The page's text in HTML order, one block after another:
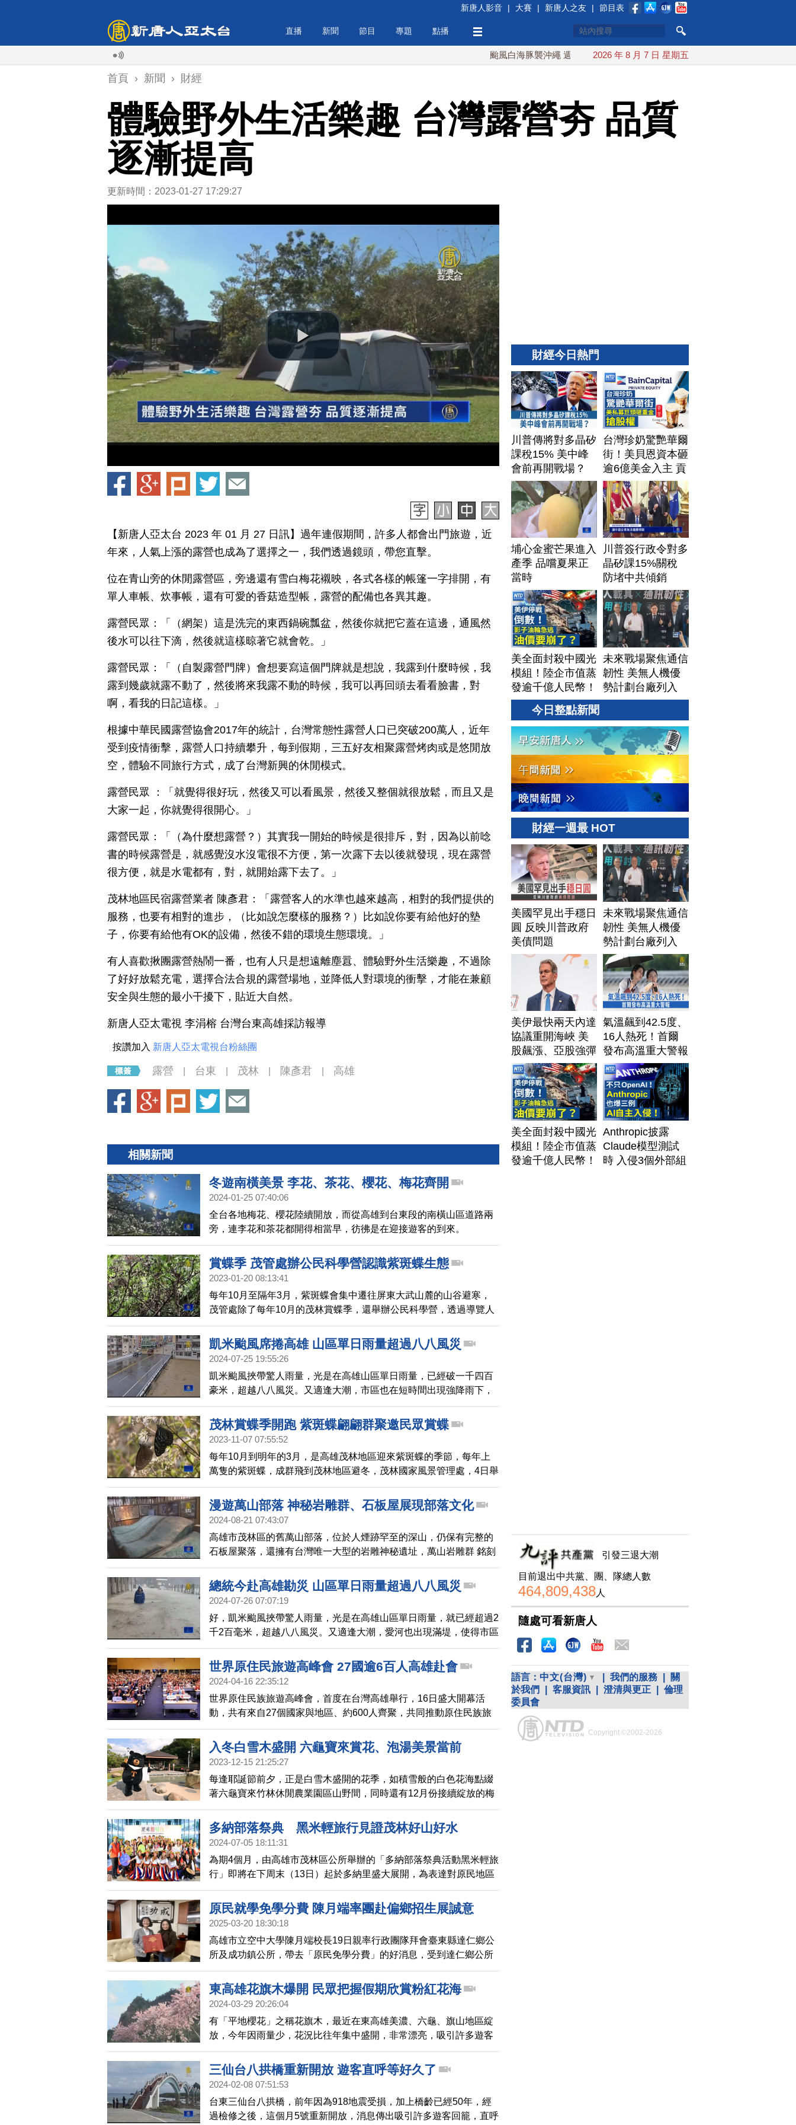
新唐人影音 | 大賽 | 新唐人之友 | 節目表
直播 新聞 節目 專題 點播
颱風白海豚襲沖繩 週末最近台灣 10日登陸浙江 川普預透露美伊談判進展 美彈藥
2026 年 8 月 7 日 星期五
首頁 › 新聞 › 財經
體驗野外生活樂趣 台灣露營夯 品質
逐漸提高
更新時間：2023-01-27 17:29:27
【新唐人亞太台 2023 年 01 月 27 日訊】過年連假期間，許多人都會出門旅遊，近
年來，人氣上漲的露營也成為了選擇之一，我們透過鏡頭，帶您直擊。
位在青山旁的休閒露營區，旁邊還有雪白梅花襯映，各式各樣的帳篷一字排開，有
單人車帳、炊事帳，還有可愛的香菇造型帳，露營的配備也各異其趣。
露營民眾：「（網架）這是洗完的東西鍋碗瓢盆，然後你就把它蓋在這邊，通風然
後水可以往下滴，然後就這樣晾著它就會乾。」
露營民眾：「（自製露營門牌）會想要寫這個門牌就是想說，我露到什麼時候，我
露到幾歲就露不動了，然後將來我露不動的時候，我可以再回頭去看看臉書，對
啊，看我的日記這樣。」
根據中華民國露營協會2017年的統計，台灣常態性露營人口已突破200萬人，近年
受到疫情衝擊，露營人口持續攀升，每到假期，三五好友相聚露營烤肉或是悠閒放
空，體驗不同旅行方式，成了台灣新興的休閒模式。
露營民眾 ：「就覺得很好玩，然後又可以看風景，然後又整個就很放鬆，而且又是
大家一起，你就覺得很開心。」
露營民眾：「（為什麼想露營？）其實我一開始的時候是很排斥，對，因為以前唸
書的時候露營是，就感覺沒水沒電很不方便，第一次露下去以後就發現，現在露營
很方便，就是水電都有，對，就開始露下去了。」
茂林地區民宿露營業者 陳彥君：「露營客人的水準也越來越高，相對的我們提供的
服務，也要有相對的進步，（比如說怎麼樣的服務？）比如說你要有給他好的墊
子，你要有給他有OK的設備，然後不錯的環境生態環境。」
有人喜歡揪團露營熱鬧一番，也有人只是想遠離塵囂、體驗野外生活樂趣，不過除
了好好放鬆充電，選擇合法合規的露營場地，並降低人對環境的衝擊，才能在兼顧
安全與生態的最小干擾下，貼近大自然。
新唐人亞太電視 李涓榕 台灣台東高雄採訪報導
按讚加入 新唐人亞太電視台粉絲團
露營 台東 茂林 陳彥君 高雄
相關新聞
冬遊南橫美景 李花、茶花、櫻花、梅花齊開
2024-01-25 07:40:06
全台各地梅花、櫻花陸續開放，而從高雄到台東段的南橫山區道路兩
旁，連李花和茶花都開得相當早，彷彿是在迎接遊客的到來。
賞蝶季 茂管處辦公民科學營認識紫斑蝶生態
2023-01-20 08:13:41
每年10月至隔年3月，紫斑蝶會集中遷往屏東大武山麓的山谷避寒，
茂管處除了每年10月的茂林賞蝶季，還舉辦公民科學營，透過導覽人
員的解說，讓外籍人士能更認識紫斑蝶生態。
凱米颱風席捲高雄 山區單日雨量超過八八風災
2024-07-25 19:55:26
凱米颱風挾帶驚人雨量，光是在高雄山區單日雨量，已經破一千四百
豪米，超越八八風災。又適逢大潮，市區也在短時間出現強降雨下，
排水不及使得市區多處道路淹水，愛河也出現滿堤的狀況。郊區也有
民宅被土石流淹沒，造成一人死亡。
茂林賞蝶季開跑 紫斑蝶翩翩群聚邀民眾賞蝶
2023-11-07 07:55:52
每年10月到明年的3月，是高雄茂林地區迎來紫斑蝶的季節，每年上
萬隻的紫斑蝶，成群飛到茂林地區避冬，茂林國家風景管理處，4日舉
辦賞蝶季的開幕活動，邀民眾寓教於樂一起來賞蝶。
漫遊萬山部落 神秘岩雕群、石板屋展現部落文化
2024-08-21 07:43:07
高雄市茂林區的舊萬山部落，位於人煙跡罕至的深山，仍保有完整的
石板屋聚落，還擁有台灣唯一大型的岩雕神秘遺址，萬山岩雕群 銘刻
著魯凱族的古老傳說，更被列為國定考古遺址，為了推廣、傳承文
化，居民在新部落打造岩雕模型，透過鏡頭來了解。
總統今赴高雄勘災 山區單日雨量超過八八風災
2024-07-26 07:07:19
好，凱米颱風挾帶驚人雨量，光是在高雄山區單日雨量，就已經超過2
千2百毫米，超越八八風災。又適逢大潮，愛河也出現滿堤，使得市區
多處道路淹水。今天上午總統賴清德將前往高雄美濃勘災。
世界原住民旅遊高峰會 27國逾6百人高雄赴會
2024-04-16 22:35:12
世界原住民族旅遊高峰會，首度在台灣高雄舉行，16日盛大開幕活
動，共有來自27個國家與地區、約600人齊聚，共同推動原住民族旅
遊的永續發展。
入冬白雪木盛開 六龜寶來賞花、泡湯美景當前
2023-12-15 21:25:27
每逢耶誕節前夕，正是白雪木盛開的花季，如積雪般的白色花海點綴
著六龜寶來竹林休閒農業園區山野間，同時還有12月份接續綻放的梅
花同框，山野景色猶如人間仙境，吸引許多遊客上山追這片動人花
景，享受山城冬季浪漫氣氛。
多納部落祭典 黑米輕旅行見證茂林好山好水
2024-07-05 18:11:31
為期4個月，由高雄市茂林區公所舉辦的「多納部落祭典活動黑米輕旅
行」即將在下周末（13日）起於多納里盛大展開，為表達對原民地區
觀光的重視，市長陳其邁今（5）日身穿族服出席宣傳記者會，並以多
族族語向大家問好。他表示，7月到10月每個月第2個周末一定要到茂
林走一走，見證人間仙境茂林的好山好水。
原民就學免學分費 陳月端率團赴偏鄉招生展誠意
2025-03-20 18:30:18
高雄市立空中大學陳月端校長19日親率行政團隊拜會臺東縣達仁鄉公
所及成功鎮公所，帶去「原民免學分費」的好消息，受到達仁鄉公所
及成功鎮公所的熱烈歡迎，並表示會全力支持及協助招生，以嘉惠更
多原民子弟。
東高雄花旗木爆開 民眾把握假期欣賞粉紅花海
2024-03-29 20:26:04
有「平地櫻花」之稱花旗木，最近在東高雄美濃、六龜、旗山地區綻
放，今年因雨量少，花況比往年集中盛開，非常漂亮，吸引許多遊客
前來踏青拍照。
三仙台八拱橋重新開放 遊客直呼等好久了
2024-02-08 07:51:53
台東三仙台八拱橋，前年因為918地震受損，加上橋齡已經50年，經
過檢修之後，這個月5號重新開放，消息傳出吸引許多遊客回籠，直呼
財經今日熱門
川普傳將對多晶矽
課稅15% 美中峰
會前再開戰場？
台灣珍奶驚艷華爾
街！美貝恩資本砸
逾6億美金入主 貢
茶拓國際版圖加速
攻美？｜#財經新
聞｜
20260806(四)
埔心金蜜芒果進入
產季 品嚐夏果正
當時
川普簽行政令對多
晶矽課15%關稅
防堵中共傾銷
美全面封殺中國光
模組！陸企市值蒸
發逾千億人民幣！
AI資料中心供應鏈
洗牌？台灣喜迎轉
單！成關鍵樞紐？
｜#財經新聞
│20260805 (三)
未來戰場聚焦通信
韌性 美無人機優
勢計劃台廠列入
今日整點新聞
財經一週最 HOT
美國罕見出手穩日
圓 反映川普政府
美債問題
未來戰場聚焦通信
韌性 美無人機優
勢計劃台廠列入
美伊最快兩天內達
協議重開海峽 美
股飆漲、亞股強彈
氣溫飆到42.5度、
16人熱死！首爾
發布高溫重大警報
美全面封殺中國光
模組！陸企市值蒸
發逾千億人民幣！
Anthropic披露
Claude模型測試
時 入侵3個外部組
引發三退大潮
目前退出中共黨、團、隊總人數
464,809,438人
隨處可看新唐人
語言： 中文(台灣) 我們的服務
關
於我們
客服資訊 澄清與更正
倫理
委員會
Copyright ©2002-2026